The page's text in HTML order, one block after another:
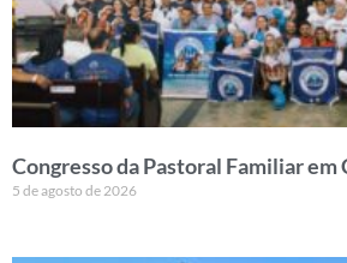
Congresso da Pastoral Familiar em
5 de agosto de 2026